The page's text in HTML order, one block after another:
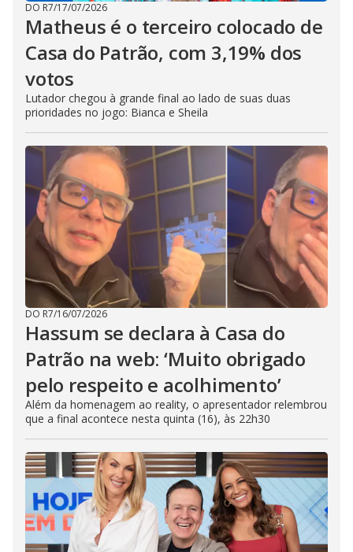
DO R7/17/07/2026
Matheus é o terceiro colocado de
Casa do Patrão, com 3,19% dos
votos
Lutador chegou à grande final ao lado de suas duas
prioridades no jogo: Bianca e Sheila
DO R7/16/07/2026
Hassum se declara à Casa do
Patrão na web: ‘Muito obrigado
pelo respeito e acolhimento’
Além da homenagem ao reality, o apresentador relembrou
que a final acontece nesta quinta (16), às 22h30